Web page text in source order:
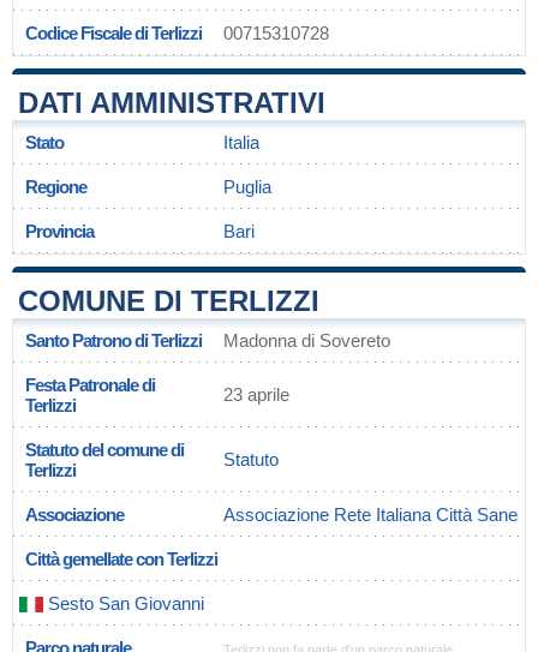
Codice Fiscale di Terlizzi 00715310728
DATI AMMINISTRATIVI
Stato Italia
Regione Puglia
Provincia Bari
COMUNE DI TERLIZZI
Santo Patrono di Terlizzi Madonna di Sovereto
Festa Patronale di
Terlizzi
23 aprile
Statuto del comune di
Terlizzi
Statuto
Associazione Associazione Rete Italiana Città Sane
Città gemellate con Terlizzi
Sesto San Giovanni
Parco naturale